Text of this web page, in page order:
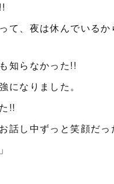
て、夜は休んでいるか
知らなかった!!
になりました。
!!
話し中ずっと笑顔だ